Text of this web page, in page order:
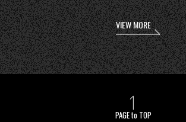
VIEW MORE
PAGE to TOP